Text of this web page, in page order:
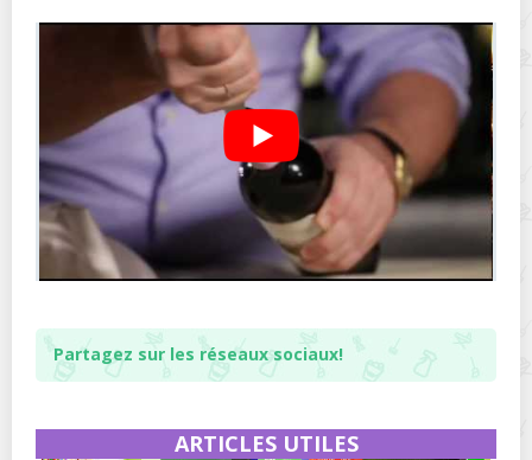
Partagez sur les réseaux sociaux!
ARTICLES UTILES